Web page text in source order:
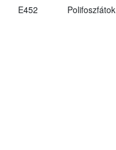
E452 Polifoszfátok